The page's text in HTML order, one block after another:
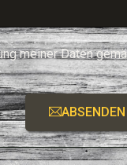
meiner Daten
ABSENDEN